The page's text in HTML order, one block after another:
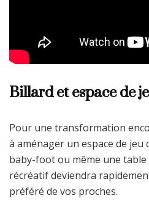
Billard et espace de
Pour une transformation
à aménager un espace de
baby-foot ou même une table
récréatif deviendra
préféré de vos proches.